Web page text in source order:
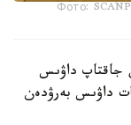
Фото:
جاقتاپ داۋىس
جوق، ال 57 دەپۋتات داۋىس بەرۋدەن